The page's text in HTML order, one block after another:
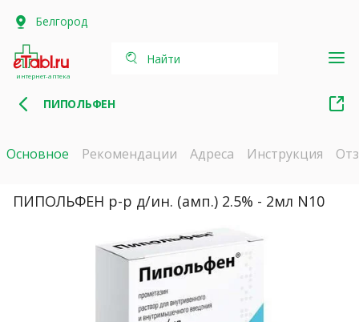
Белгород
интернет-аптека
Найти
ПИПОЛЬФЕН
Основное Рекомендации Адреса Инструкция
ПИПОЛЬФЕН р-р д/ин. (амп.) 2.5% - 2мл N10